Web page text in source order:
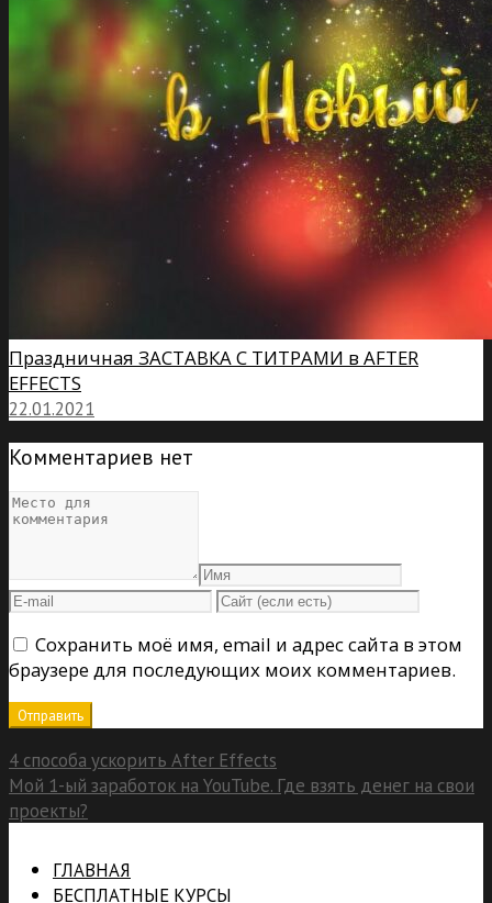
Праздничная ЗАСТАВКА С ТИТРАМИ в AFTER
EFFECTS
22.01.2021
Комментариев нет
Сохранить моё имя, email и адрес сайта в этом
браузере для последующих моих комментариев.
4 способа ускорить After Effects
Мой 1-ый заработок на YouTube. Где взять денег на свои
проекты?
ГЛАВНАЯ
БЕСПЛАТНЫЕ КУРСЫ